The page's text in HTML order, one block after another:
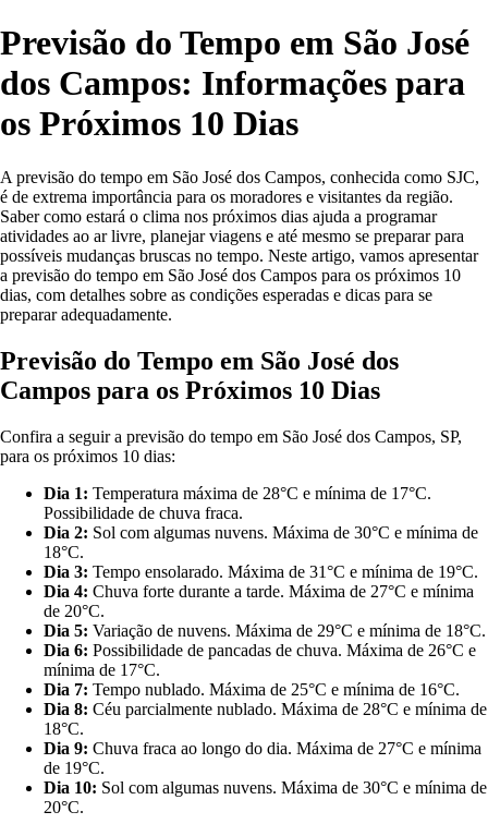
Previsão do Tempo em São José
dos Campos: Informações para
os Próximos 10 Dias
A previsão do tempo em São José dos Campos, conhecida como SJC,
é de extrema importância para os moradores e visitantes da região.
Saber como estará o clima nos próximos dias ajuda a programar
atividades ao ar livre, planejar viagens e até mesmo se preparar para
possíveis mudanças bruscas no tempo. Neste artigo, vamos apresentar
a previsão do tempo em São José dos Campos para os próximos 10
dias, com detalhes sobre as condições esperadas e dicas para se
preparar adequadamente.
Previsão do Tempo em São José dos
Campos para os Próximos 10 Dias
Confira a seguir a previsão do tempo em São José dos Campos, SP,
para os próximos 10 dias:
Dia 1: Temperatura máxima de 28°C e mínima de 17°C.
Possibilidade de chuva fraca.
Dia 2: Sol com algumas nuvens. Máxima de 30°C e mínima de
18°C.
Dia 3: Tempo ensolarado. Máxima de 31°C e mínima de 19°C.
Dia 4: Chuva forte durante a tarde. Máxima de 27°C e mínima
de 20°C.
Dia 5: Variação de nuvens. Máxima de 29°C e mínima de 18°C.
Dia 6: Possibilidade de pancadas de chuva. Máxima de 26°C e
mínima de 17°C.
Dia 7: Tempo nublado. Máxima de 25°C e mínima de 16°C.
Dia 8: Céu parcialmente nublado. Máxima de 28°C e mínima de
18°C.
Dia 9: Chuva fraca ao longo do dia. Máxima de 27°C e mínima
de 19°C.
Dia 10: Sol com algumas nuvens. Máxima de 30°C e mínima de
20°C.